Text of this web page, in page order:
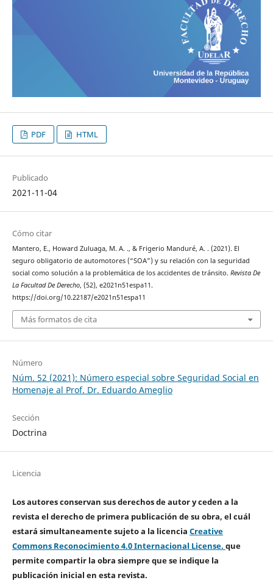
PDF HTML
Publicado
2021-11-04
Cómo citar
Mantero, E., Howard Zuluaga, M. A. ., & Frigerio Manduré, A. . (2021). El
seguro obligatorio de automotores (“SOA”) y su relación con la seguridad
social como solución a la problemática de los accidentes de tránsito. Revista De
La Facultad De Derecho, (52), e2021n51espa11.
https://doi.org/10.22187/e2021n51espa11
Más formatos de cita
Número
Núm. 52 (2021): Número especial sobre Seguridad Social en
Homenaje al Prof. Dr. Eduardo Ameglio
Sección
Doctrina
Licencia
Los autores conservan sus derechos de autor y ceden a la
revista el derecho de primera publicación de su obra, el cuál
estará simultaneamente sujeto a la licencia Creative
Commons Reconocimiento 4.0 Internacional License. que
permite compartir la obra siempre que se indique la
publicación inicial en esta revista.